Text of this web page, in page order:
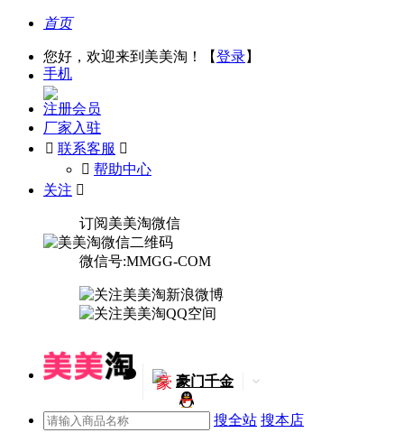
首页
您好，欢迎来到美美淘！【登录】
手机
注册会员
厂家入驻
 联系客服 
󰅃 帮助中心
关注 
订阅美美淘微信
微信号:MMGG-COM
豪 豪门千金
搜全站 搜本店